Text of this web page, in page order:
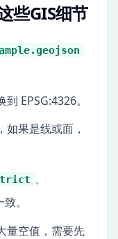
些GIS细节
EPSG:4326。
果是线或面，
、
。
量空值，需要先